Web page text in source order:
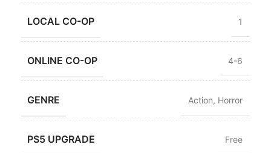
LOCAL CO-OP 1
ONLINE CO-OP 4-6
GENRE Action, Horror
PS5 UPGRADE Free